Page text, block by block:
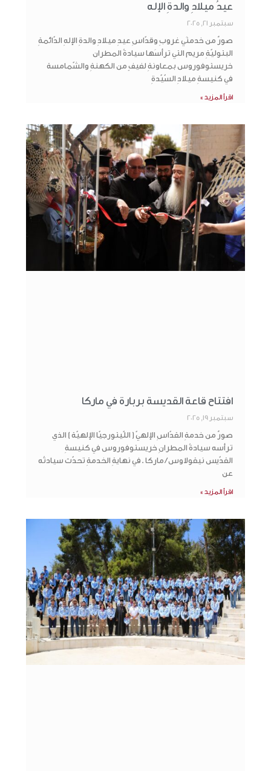
عيدُ ميلادِ والدةِ الإله
سبتمبر 21, 2025
صورٌ من خدمتَي غروبِ وقدّاسِ عيدِ ميلادِ والدةِ الإلهِ الدّائمةِ
البتوليّةِ مريم التي ترأسَها سيادةُ المطران
خريستوفوروس بمعاونةِ لفيفٍ من الكهنةِ والشّمامسة
في كنيسةِ ميلادِ السّيّدةِ
اقرأ المزيد »
افتتاح قاعة القديسة بربارة في ماركا
سبتمبر 19, 2025
صورٌ من خدمةِ القدّاسِ الإلهيّ ( اللّيتورجيّا الإلهيّة ) الذي
ترأسه سيادةُ المطرانِ خريستوفوروس في كنيسةِ
القدّيس نيقولاوس / ماركا .في نهايةِ الخدمةِ تحدّث سيادتُه
عن
اقرأ المزيد »